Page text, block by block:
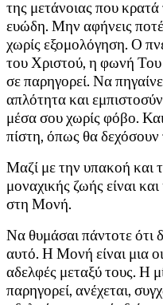
της μετάνοιας που
ευώδη. Μην αφήνεις
χωρίς εξομολόγηση. Ο
του Χριστού, η φωνή Του
σε παρηγορεί. Να
απλότητα και
μέσα σου χωρίς φόβο.
πίστη, όπως θα δεχόσουν
Μαζί με την υπακοή και
μοναχικής ζωής είναι
στη Μονή.
Να θυμάσαι πάντοτε ότι
αυτό. Η Μονή είναι μια
αδελφές μεταξύ τους. Η
παρηγορεί, ανέχεται,